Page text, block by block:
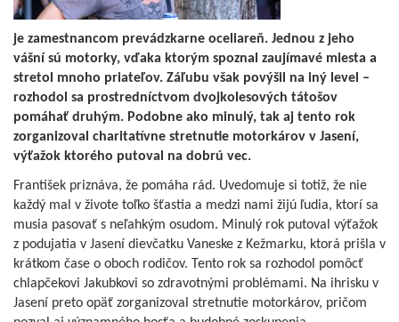
je zamestnancom prevádzkarne oceliareň. Jednou z jeho
vášní sú motorky, vďaka ktorým spoznal zaujímavé miesta a
stretol mnoho priateľov. Záľubu však povýšil na iný level –
rozhodol sa prostredníctvom dvojkolesových tátošov
pomáhať druhým. Podobne ako minulý, tak aj tento rok
zorganizoval charitatívne stretnutie motorkárov v Jasení,
výťažok ktorého putoval na dobrú vec.
František priznáva, že pomáha rád. Uvedomuje si totiž, že nie
každý mal v živote toľko šťastia a medzi nami žijú ľudia, ktorí sa
musia pasovať s neľahkým osudom. Minulý rok putoval výťažok
z podujatia v Jasení dievčatku Vaneske z Kežmarku, ktorá prišla v
krátkom čase o oboch rodičov. Tento rok sa rozhodol pomôcť
chlapčekovi Jakubkovi so zdravotnými problémami. Na ihrisku v
Jasení preto opäť zorganizoval stretnutie motorkárov, pričom